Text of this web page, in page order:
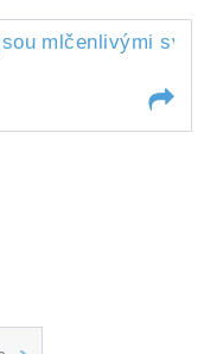
mlčenlivými